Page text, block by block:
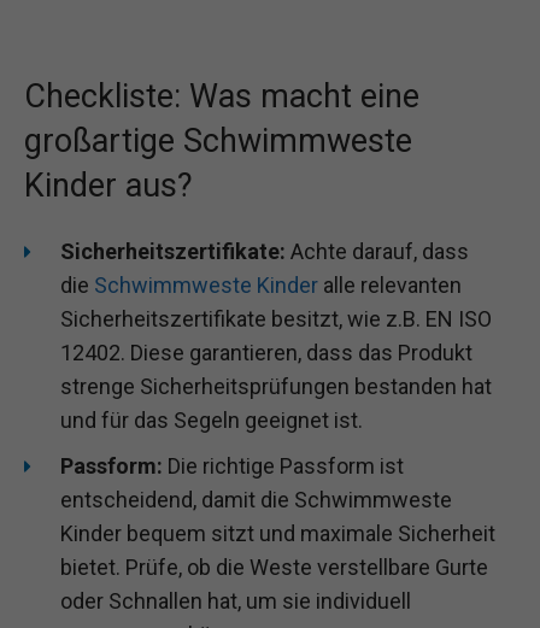
Checkliste: Was macht eine
großartige Schwimmweste
Kinder aus?
Sicherheitszertifikate: Achte darauf, dass
die Schwimmweste Kinder alle relevanten
Sicherheitszertifikate besitzt, wie z.B. EN ISO
12402. Diese garantieren, dass das Produkt
strenge Sicherheitsprüfungen bestanden hat
und für das Segeln geeignet ist.
Passform: Die richtige Passform ist
entscheidend, damit die Schwimmweste
Kinder bequem sitzt und maximale Sicherheit
bietet. Prüfe, ob die Weste verstellbare Gurte
oder Schnallen hat, um sie individuell